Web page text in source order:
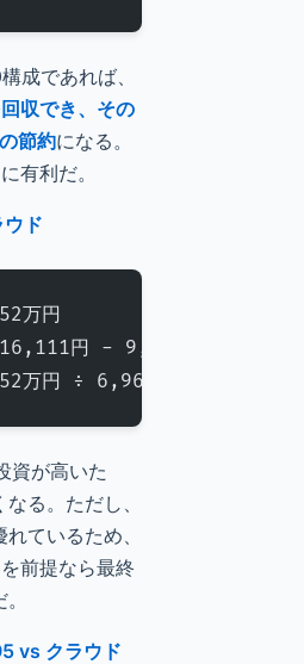
成であれば、
収でき、その
節約になる。
有利だ。
ド
万円
16,111円 - 9,150円 = 6,961
52万円 ÷ 6,961円 = 74.6ヶ月
資が高いた
る。ただし、
ているため、
前提なら最終
vs クラウド